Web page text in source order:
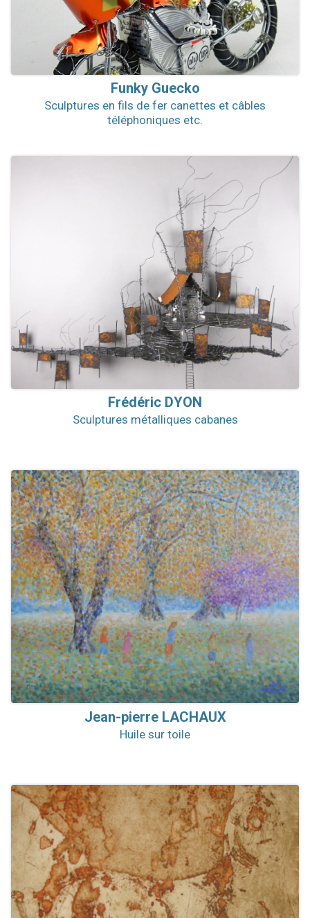
Funky Guecko
Sculptures en fils de fer canettes et câbles
téléphoniques etc.
Frédéric DYON
Sculptures métalliques cabanes
Jean-pierre LACHAUX
Huile sur toile